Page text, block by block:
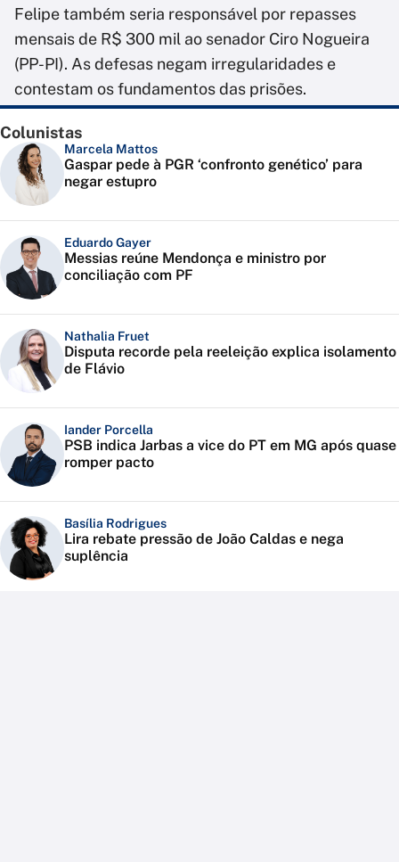
Felipe também seria responsável por repasses
mensais de R$ 300 mil ao senador Ciro Nogueira
(PP-PI). As defesas negam irregularidades e
contestam os fundamentos das prisões.
Colunistas
Marcela Mattos
Gaspar pede à PGR ‘confronto genético’ para
negar estupro
Eduardo Gayer
Messias reúne Mendonça e ministro por
conciliação com PF
Nathalia Fruet
Disputa recorde pela reeleição explica isolamento
de Flávio
Iander Porcella
PSB indica Jarbas a vice do PT em MG após quase
romper pacto
Basília Rodrigues
Lira rebate pressão de João Caldas e nega
suplência